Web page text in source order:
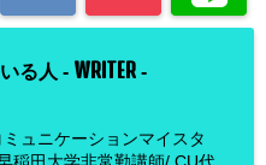
る人 - WRITER -
ュニケーションマイスタ
稲田大学非常勤講師/ CU代